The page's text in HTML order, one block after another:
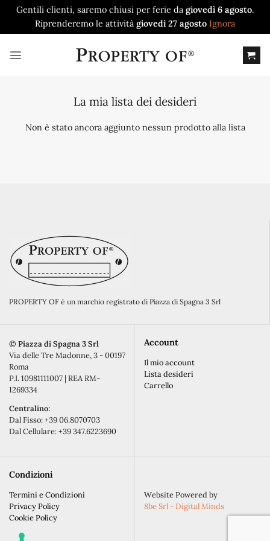
Gentili clienti, saremo chiusi per ferie da giovedì 6 agosto.
Riprenderemo le attività giovedì 27 agosto Ignora
La mia lista dei desideri
Non è stato ancora aggiunto nessun prodotto alla lista
PROPERTY OF è un marchio registrato di Piazza di Spagna 3 Srl
©️ Piazza di Spagna 3 Srl
Via delle Tre Madonne, 3 - 00197
Roma
P.I. 10981111007 | REA RM-
1269334
Centralino:
Dal Fisso: +39 06.8070703
Dal Cellulare: +39 347.6223690
Account
Il mio account
Lista desideri
Carrello
Condizioni
Termini e Condizioni
Privacy Policy
Cookie Policy
Website Powered by
8be Srl - Digital Minds